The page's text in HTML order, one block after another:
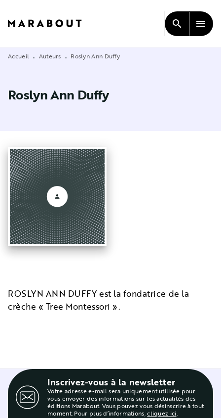
CONTENU
search menu
Accueil • Auteurs • Roslyn Ann Duffy
Roslyn Ann Duffy
ROSLYN ANN DUFFY est la fondatrice de la
crèche « Tree Montessori ».
Inscrivez-vous à la newsletter
Votre adresse e-mail sera uniquement utilisée pour
vous envoyer des informations sur les actualités des
éditions Marabout. Vous pouvez vous désinscrire à tout
moment. Pour plus d’informations,cliquez ici.